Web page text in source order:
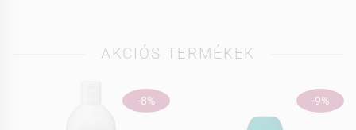
AKCIÓS TERMÉKEK
-8% -9%